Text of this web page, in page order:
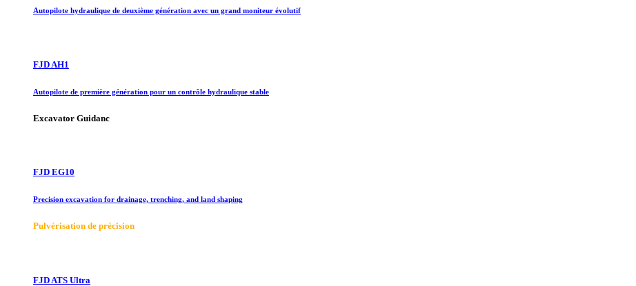
Autopilote hydraulique de deuxième génération avec un grand moniteur évolutif
FJD AH1
Autopilote de première génération pour un contrôle hydraulique stable
Excavator Guidanc
FJD EG10
Precision excavation for drainage, trenching, and land shaping
Pulvérisation de précision
FJD ATS Ultra